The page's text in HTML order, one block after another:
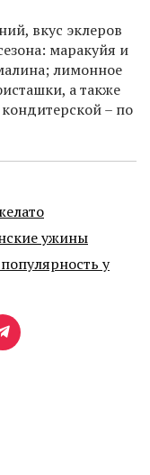
вкус эклеров
маракуйя и
лимонное
а также
– по
ужины
у